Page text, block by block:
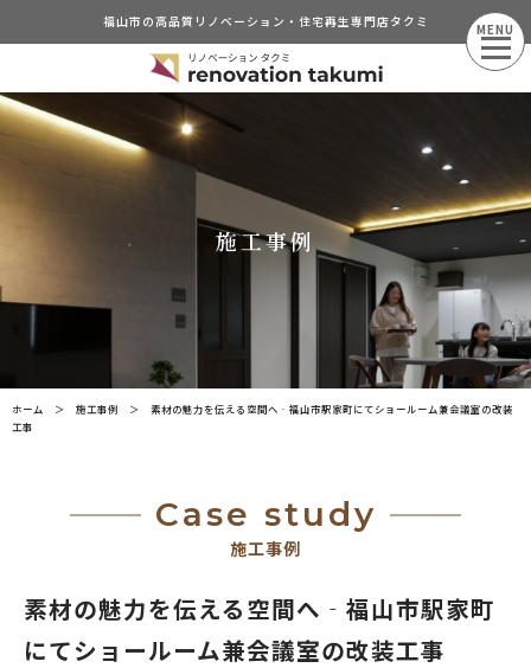
福山市の高品質リノベーション・住宅再生専門店タクミ MENU
施工事例
ホーム ＞ 施工事例 ＞ 素材の魅力を伝える空間へ‐福山市駅家町にてショールーム兼会議室の改装
工事
Case study
施工事例
素材の魅力を伝える空間へ‐福山市駅家町
にてショールーム兼会議室の改装工事